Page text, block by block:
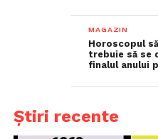
MAGAZIN
Horoscopul
trebuie să se
finalul anului
Știri recente